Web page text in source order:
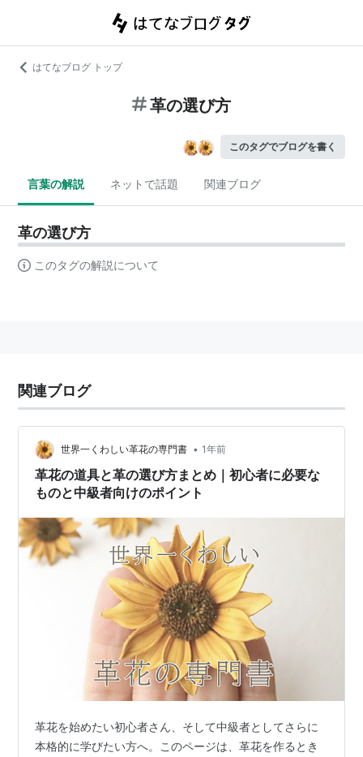
はてなブログ トップ
革の選び方
このタグでブログを書く
言葉の解説 ネットで話題 関連ブログ
革の選び方
このタグの解説について
関連ブログ
世界一くわしい革花の専門書 • 1年前
革花の道具と革の選び方まとめ｜初心者に必要な
ものと中級者向けのポイント
革花を始めたい初心者さん、そして中級者としてさらに
本格的に学びたい方へ。このページは、革花を作るとき